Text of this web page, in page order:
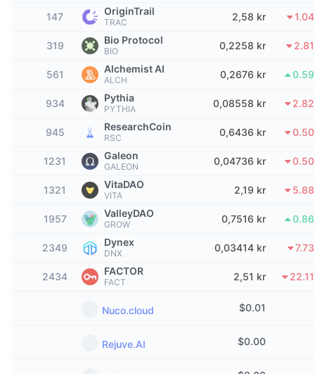
Trending
Kommende
Nylig lagt til
Vinnere og tapere
Mest besøkt
Fellesskapssentiment
Blokkjederangering
Prediksjonsmarkeder
Indikatorer
Frykt og grådighetsindeks.
Altcoin-sesongindeks
Indikatorer for markedssykluser
Bitcoin-dominans
CoinMarketCap 20-indeksen
CoinMarketCap 100-indeksen
ETF-strømmer
Derivater
Priser
Ressurser
Dokumentasjon
Vanlige spørsmål
AI-integrasjoner
CMC Agent Hub
Markedsplass for ferdigheter
Nyhetsbrev
CMC Launch
CMC Labs
CMC Max
Telegram-bot
Annonser
147 OriginTrail
TRAC 2,58 kr
319 Bio Protocol
BIO 0,2258 kr
561 Alchemist AI
ALCH 0,2676 kr
934 Pythia
PYTHIA 0,08558 kr
945 ResearchCoin
RSC 0,6436 kr
1231 Galeon
GALEON 0,04736 kr
1321 VitaDAO
VITA 2,19 kr
1957 ValleyDAO
GROW 0,7516 kr
2349 Dynex
DNX 0,03414 kr
2434 FACTOR
FACT 2,51 kr
Nuco.cloud $0.01
Rejuve.AI $0.00